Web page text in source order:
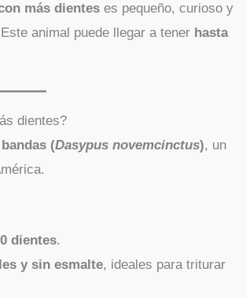
más dientes es pequeño, curioso y
animal puede llegar a tener hasta
dientes?
(Dasypus novemcinctus), un
dientes.
y sin esmalte, ideales para triturar